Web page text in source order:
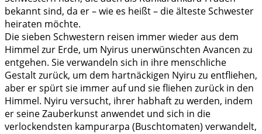
bekannt sind, da er – wie es heißt – die älteste Schwester
heiraten möchte.
Die sieben Schwestern reisen immer wieder aus dem
Himmel zur Erde, um Nyirus unerwünschten Avancen zu
entgehen. Sie verwandeln sich in ihre menschliche
Gestalt zurück, um dem hartnäckigen Nyiru zu entfliehen,
aber er spürt sie immer auf und sie fliehen zurück in den
Himmel. Nyiru versucht, ihrer habhaft zu werden, indem
er seine Zauberkunst anwendet und sich in die
verlockendsten kampurarpa (Buschtomaten) verwandelt,